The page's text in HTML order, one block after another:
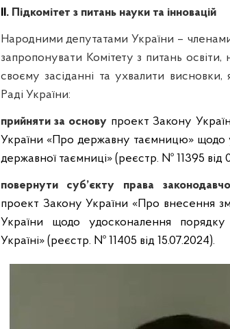
ІІ. Підкомітет з питань науки та інновацій
Народними депутатами України –
запропонувати Комітету з питань освіти,
своєму засіданні та ухвалити
Раді України:
прийняти за основу проект Закону
України «Про державну таємницю» щодо
державної таємниці» (реєстр. № 11395 від
повернути суб’єкту права
проект Закону України «Про внесення
України щодо удосконалення порядку
Україні» (реєстр. № 11405 від 15.07.2024).